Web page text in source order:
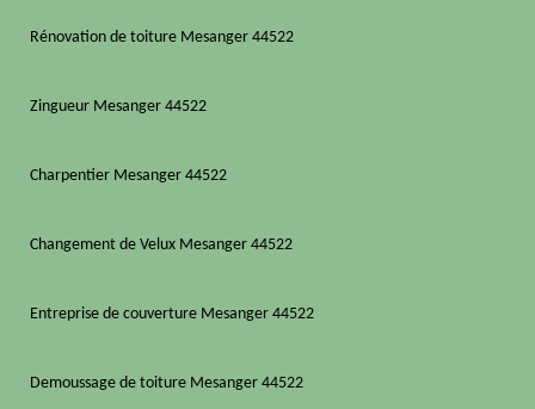
Rénovation de toiture Mesanger 44522
Zingueur Mesanger 44522
Charpentier Mesanger 44522
Changement de Velux Mesanger 44522
Entreprise de couverture Mesanger 44522
Demoussage de toiture Mesanger 44522